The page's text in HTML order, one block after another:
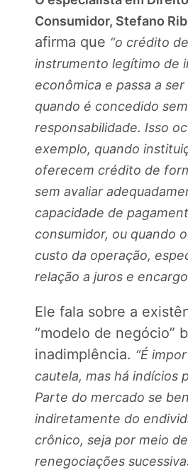
Consumidor, Stefano
afirma que “o crédito
instrumento legítimo de
econômica e passa a
quando é concedido sem
responsabilidade. Isso
exemplo, quando
oferecem crédito de
sem avaliar
capacidade de
consumidor, ou quando
custo da operação,
relação a juros e
Ele fala sobre a
“modelo de negócio”
inadimplência. “É
cautela, mas há indícios
Parte do mercado se
indiretamente do
crônico, seja por meio
renegociações